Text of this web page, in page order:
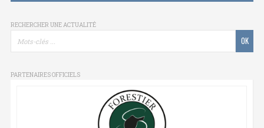
RECHERCHER UNE ACTUALITÉ
PARTENAIRES OFFICIELS